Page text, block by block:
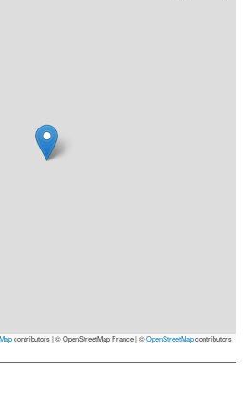
contributors|© OpenStreetMap France | ©OpenStreetMapcontributors